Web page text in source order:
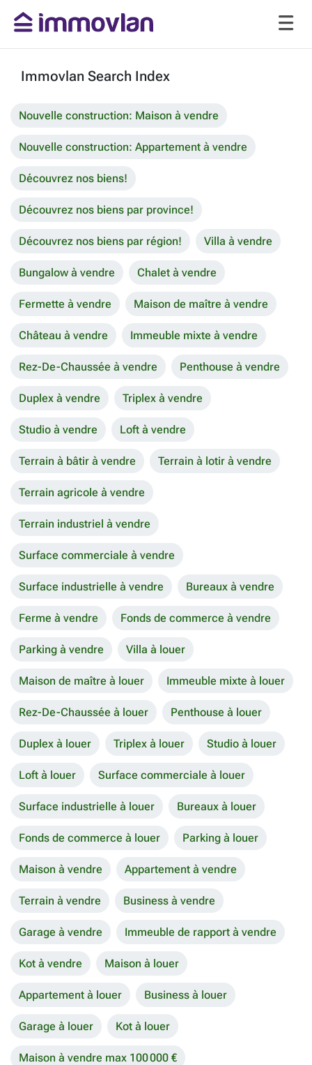
Immovlan Search Index
Nouvelle construction: Maison à vendre
Nouvelle construction: Appartement à vendre
Découvrez nos biens!
Découvrez nos biens par province!
Découvrez nos biens par région! Villa à vendre
Bungalow à vendre Chalet à vendre
Fermette à vendre Maison de maître à vendre
Château à vendre Immeuble mixte à vendre
Rez-De-Chaussée à vendre Penthouse à vendre
Duplex à vendre Triplex à vendre
Studio à vendre Loft à vendre
Terrain à bâtir à vendre Terrain à lotir à vendre
Terrain agricole à vendre
Terrain industriel à vendre
Surface commerciale à vendre
Surface industrielle à vendre Bureaux à vendre
Ferme à vendre Fonds de commerce à vendre
Parking à vendre Villa à louer
Maison de maître à louer Immeuble mixte à louer
Rez-De-Chaussée à louer Penthouse à louer
Duplex à louer Triplex à louer Studio à louer
Loft à louer Surface commerciale à louer
Surface industrielle à louer Bureaux à louer
Fonds de commerce à louer Parking à louer
Maison à vendre Appartement à vendre
Terrain à vendre Business à vendre
Garage à vendre Immeuble de rapport à vendre
Kot à vendre Maison à louer
Appartement à louer Business à louer
Garage à louer Kot à louer
Maison à vendre max 100 000 €